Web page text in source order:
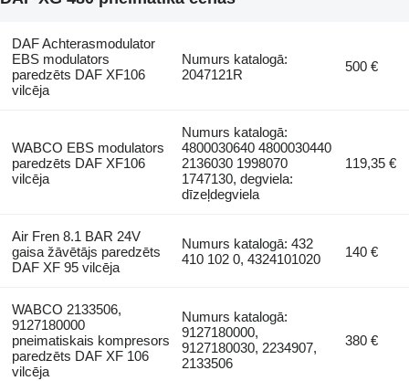
DAF Achterasmodulator
EBS modulators
paredzēts DAF XF106
vilcēja
Numurs katalogā:
2047121R
500 €
WABCO EBS modulators
paredzēts DAF XF106
vilcēja
Numurs katalogā:
4800030640 4800030440
2136030 1998070
1747130, degviela:
dīzeļdegviela
119,35 €
Air Fren 8.1 BAR 24V
gaisa žāvētājs paredzēts
DAF XF 95 vilcēja
Numurs katalogā: 432
410 102 0, 4324101020
140 €
WABCO 2133506,
9127180000
pneimatiskais kompresors
paredzēts DAF XF 106
vilcēja
Numurs katalogā:
9127180000,
9127180030, 2234907,
2133506
380 €